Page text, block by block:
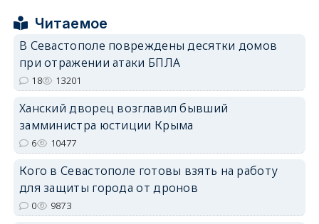
erid: 2SDnjdPjgYS
Читаемое
В Севастополе повреждены десятки домов
при отражении атаки БПЛА
18 13201
Ханский дворец возглавил бывший
замминистра юстиции Крыма
6 10477
Кого в Севастополе готовы взять на работу
для защиты города от дронов
0 9873